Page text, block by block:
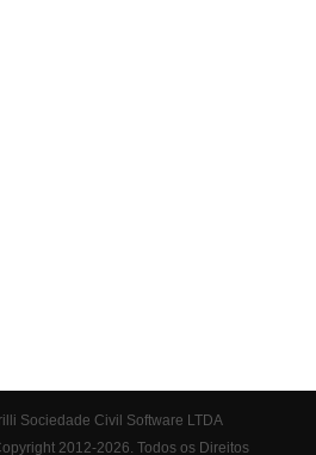
Sociedade Civil Software LTDA
2012-2026. Todos os Direitos